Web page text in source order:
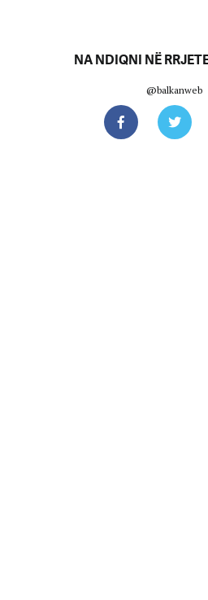
NA NDIQNI NË
@balkanweb